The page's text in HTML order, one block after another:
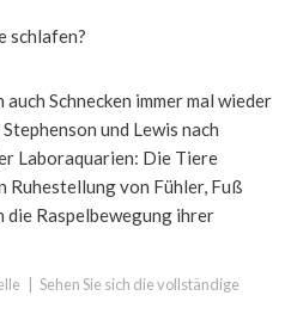
schlafen?
Schnecken immer mal wieder
und Lewis nach
Laboraquarien: Die Tiere
Ruhestellung von Fühler, Fuß
die Raspelbewegung ihrer
Sehen Sie sich die vollständige